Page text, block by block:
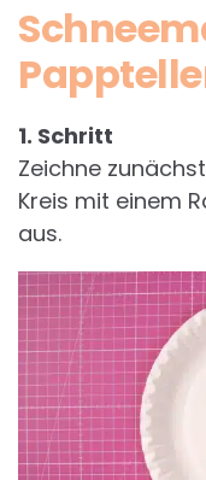
1. Schritt
Zeichne
Kreis mit einem
aus.